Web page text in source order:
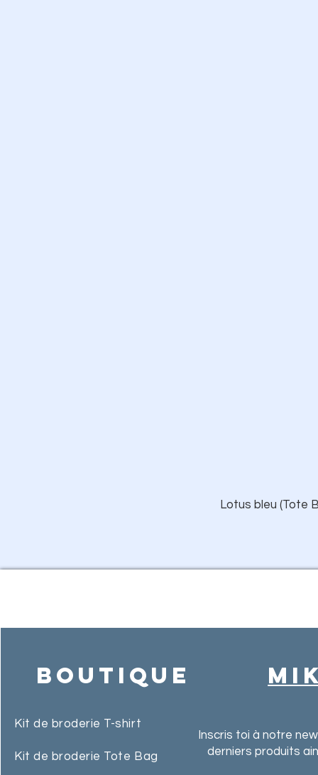
Lotus bleu (Tote
Boutique
Kit de broderie T-shirt
Kit de broderie Tote Bag
Inscris toi à notre
derniers produits